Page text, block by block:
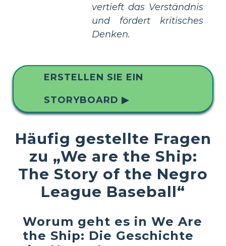
vertieft das Verständnis
und fördert kritisches
Denken.
ERSTELLEN SIE EIN
STORYBOARD ▶
Häufig gestellte Fragen
zu „We are the Ship:
The Story of the Negro
League Baseball“
Worum geht es in We Are
the Ship: Die Geschichte